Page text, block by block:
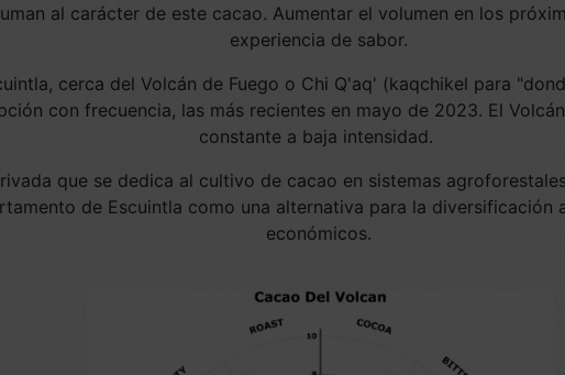
al carácter de este cacao. Aumentar el volumen en los
experiencia de sabor.
cerca del Volcán de Fuego o Chi Q'aq' (kaqchikel para
con frecuencia, las más recientes en mayo de 2023. El
constante a baja intensidad.
que se dedica al cultivo de cacao en sistemas
de Escuintla como una alternativa para la
económicos.